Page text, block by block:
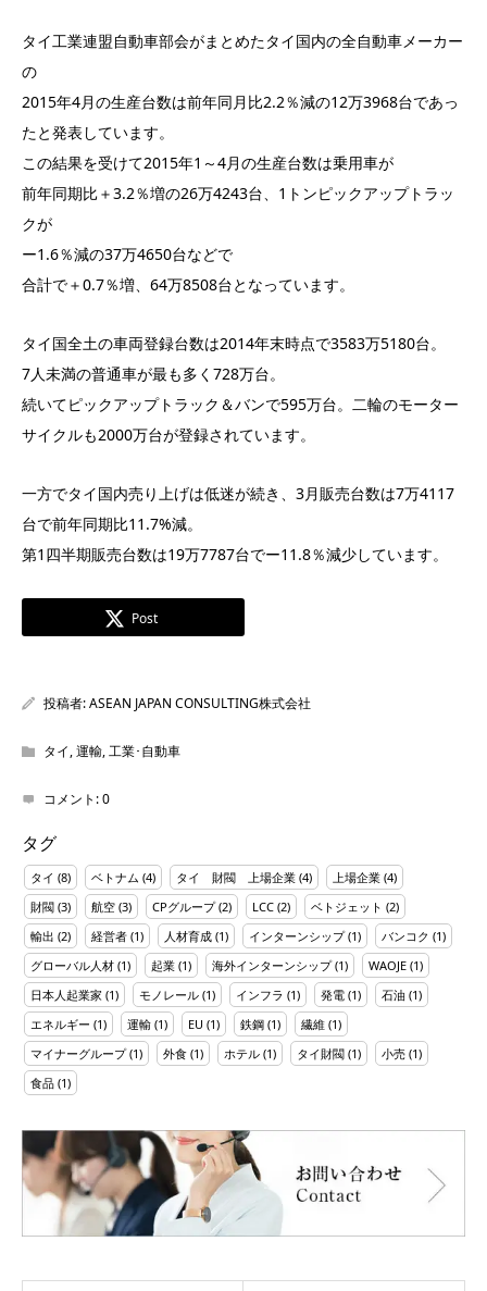
タイ工業連盟自動車部会がまとめたタイ国内の全自動車メーカー
の
2015年4月の生産台数は前年同月比2.2％減の12万3968台であっ
たと発表しています。
この結果を受けて2015年1～4月の生産台数は乗用車が
前年同期比＋3.2％増の26万4243台、1トンピックアップトラッ
クが
ー1.6％減の37万4650台などで
合計で＋0.7％増、64万8508台となっています。
タイ国全土の車両登録台数は2014年末時点で3583万5180台。
7人未満の普通車が最も多く728万台。
続いてピックアップトラック＆バンで595万台。二輪のモーター
サイクルも2000万台が登録されています。
一方でタイ国内売り上げは低迷が続き、3月販売台数は7万4117
台で前年同期比11.7%減。
第1四半期販売台数は19万7787台でー11.8％減少しています。
Post
投稿者:ASEAN JAPAN CONSULTING株式会社
タイ,運輸,工業･自動車
コメント:0
タグ
タイ (8) ベトナム (4) タイ 財閥 上場企業 (4) 上場企業 (4)
財閥 (3) 航空 (3) CPグループ(2) LCC (2) ベトジェット (2)
輸出 (2) 経営者 (1) 人材育成 (1) インターンシップ(1) バンコク (1)
グローバル人材 (1) 起業 (1) 海外インターンシップ(1) WAOJE (1)
日本人起業家 (1) モノレール (1) インフラ (1) 発電 (1) 石油 (1)
エネルギー (1) 運輸 (1) EU (1) 鉄鋼 (1) 繊維 (1)
マイナーグループ(1) 外食 (1) ホテル (1) タイ財閥 (1) 小売 (1)
食品 (1)